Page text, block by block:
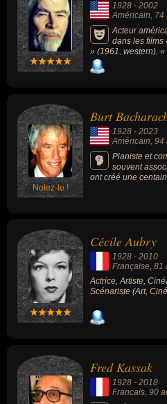
1928 - 2002
Américain, 74
Acteur
dans les films
» (1961, western),
(1963, guerre, avec
Charade » (1963,
Leone), « Pat
western), « La
guerre, avec
» (1977, guerre) ou
drame).
Notez-le !
Burt
1928 - 2023
Américain ,
Pianiste et
souvent
ont créé une
domaine de la
Raindrops Keep
musique populaire
1960 aux années
Cécile Aubry
1928 - 2010
Française, 81
Actrice, Artiste,
Scénariste (Art,
Fred Kassak
1928 - 2018
Francais , 90